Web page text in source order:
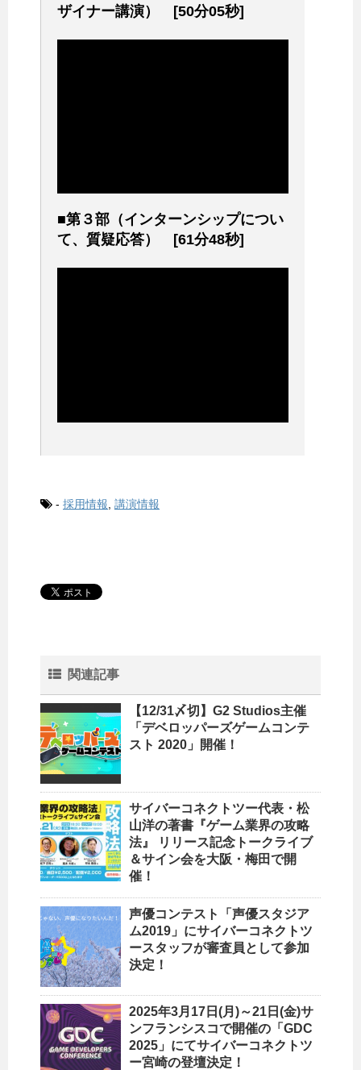
ザイナー講演） [50分05秒]
■第３部（インターンシップについ
て、質疑応答） [61分48秒]
- 採用情報 講演情報
関連記事
【12/31〆切】G2 Studios主催
「デベロッパーズゲームコンテ
スト 2020」開催！
サイバーコネクトツー代表・松
山洋の著書『ゲーム業界の攻略
法』 リリース記念トークライブ
＆サイン会を大阪・梅田で開
催！
声優コンテスト「声優スタジア
ム2019」にサイバーコネクトツ
ースタッフが審査員として参加
決定！
2025年3月17日(月)～21日(金)サ
ンフランシスコで開催の「GDC
2025」にてサイバーコネクトツ
ー宮崎の登壇決定！